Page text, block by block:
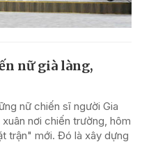
nữ già làng,
nữ chiến sĩ người Gia
nơi chiến trường, hôm
trận" mới. Đó là xây dựng